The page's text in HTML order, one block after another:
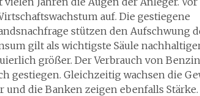
auf. Die gestiegene
stützen den Aufschwung
gilt als wichtigste Säule
größer. Der Verbrauch von
gestiegen. Gleichzeitig wachsen die
die Banken zeigen ebenfalls Stärke.